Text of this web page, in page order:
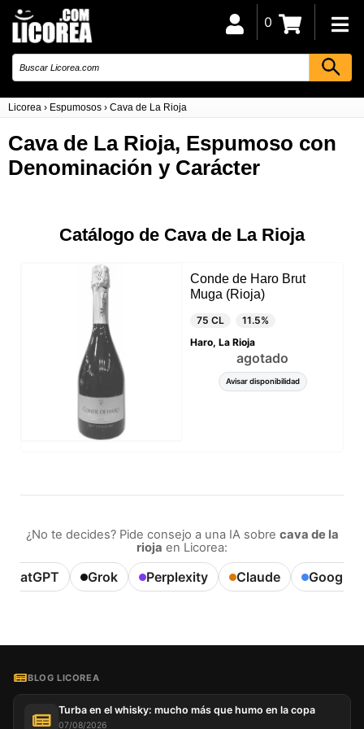
Licorea › Espumosos › Cava de La Rioja
0
Cava de La Rioja, Espumoso con
Denominación y Carácter
Catálogo de Cava de La Rioja
Conde de Haro Brut
Muga (Rioja)
75 CL
11.5%
Haro, La Rioja
agotado
Avisar disponibilidad
¿No te decides? Pide consejo a una IA sobre cava de la
rioja en Licorea:
ChatGPT Grok Perplexity Claude Google
BLOG LICOREA
Turba en el whisky: mucho más que humo en la copa
07/08/2026